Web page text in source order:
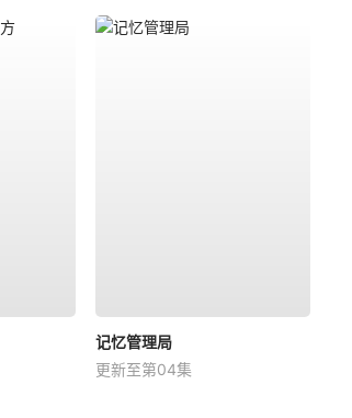
记忆管理局
更新至第04集